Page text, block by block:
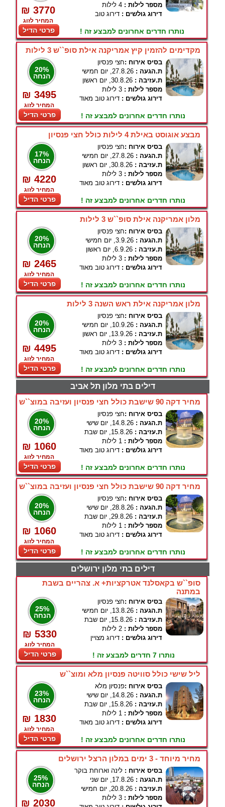
₪ 3770
המחיר לזוג
פרטי הדיל
מספר לילות : 4 לילות
דירוג גולשים : דירוג טוב
נותרו חדרים אחרונים למבצע זה !
מקדימים להזמין קיץ אמריקנה אילת סופ``ש 3 לילות
20%
הנחה
₪ 3495
המחיר לזוג
פרטי הדיל
בסיס אירוח :חצי פנסיון
ת.הגעה : 27.8.26, יום חמישי
ת.עזיבה : 30.8.26, יום ראשון
מספר לילות : 3 לילות
דירוג גולשים : דירוג טוב מאוד
נותרו חדרים אחרונים למבצע זה !
מבצע אוגוסט באילת 4 לילות כולל חצי פנסיון
17%
הנחה
₪ 4220
המחיר לזוג
פרטי הדיל
בסיס אירוח :חצי פנסיון
ת.הגעה : 27.8.26, יום חמישי
ת.עזיבה : 30.8.26, יום ראשון
מספר לילות : 3 לילות
דירוג גולשים : דירוג טוב מאוד
נותרו חדרים אחרונים למבצע זה !
מלון אמריקנה אילת סופ``ש 3 לילות
20%
הנחה
₪ 2465
המחיר לזוג
פרטי הדיל
בסיס אירוח :חצי פנסיון
ת.הגעה : 3.9.26, יום חמישי
ת.עזיבה : 6.9.26, יום ראשון
מספר לילות : 3 לילות
דירוג גולשים : דירוג טוב מאוד
נותרו חדרים אחרונים למבצע זה !
מלון אמריקנה אילת ראש השנה 3 לילות
20%
הנחה
₪ 4495
המחיר לזוג
פרטי הדיל
בסיס אירוח :חצי פנסיון
ת.הגעה : 10.9.26, יום חמישי
ת.עזיבה : 13.9.26, יום ראשון
מספר לילות : 3 לילות
דירוג גולשים : דירוג טוב מאוד
נותרו חדרים אחרונים למבצע זה !
דילים בתי מלון תל אביב
מחיר דקה 90 שישבת כולל חצי פנסיון ועזיבה במוצ``ש
20%
הנחה
₪ 1060
המחיר לזוג
פרטי הדיל
בסיס אירוח :חצי פנסיון
ת.הגעה : 14.8.26, יום שישי
ת.עזיבה : 15.8.26, יום שבת
מספר לילות : 1 לילות
דירוג גולשים : דירוג טוב מאוד
נותרו חדרים אחרונים למבצע זה !
מחיר דקה 90 שישבת כולל חצי פנסיון ועזיבה במוצ``ש
20%
הנחה
₪ 1060
המחיר לזוג
פרטי הדיל
בסיס אירוח :חצי פנסיון
ת.הגעה : 28.8.26, יום שישי
ת.עזיבה : 29.8.26, יום שבת
מספר לילות : 1 לילות
דירוג גולשים : דירוג טוב מאוד
נותרו חדרים אחרונים למבצע זה !
דילים בתי מלון ירושלים
סופ``ש בקאסלנד אטרקציות+ א. צהריים בשבת
במתנה
25%
הנחה
₪ 5330
המחיר לזוג
פרטי הדיל
בסיס אירוח :חצי פנסיון
ת.הגעה : 13.8.26, יום חמישי
ת.עזיבה : 15.8.26, יום שבת
מספר לילות : 2 לילות
דירוג גולשים : דירוג מצויין
נותרו 7 חדרים למבצע זה !
ליל שישי כולל סוויטה פנסיון מלא ומוצ``ש
23%
הנחה
₪ 1830
המחיר לזוג
פרטי הדיל
בסיס אירוח :פנסיון מלא
ת.הגעה : 14.8.26, יום שישי
ת.עזיבה : 15.8.26, יום שבת
מספר לילות : 1 לילות
דירוג גולשים : דירוג טוב מאוד
נותרו חדרים אחרונים למבצע זה !
מחיר מיוחד - 3 ימים במלון הרצל ירושלים
25%
הנחה
₪ 2030
בסיס אירוח : לינה וארוחת בוקר
ת.הגעה : 17.8.26, יום שני
ת.עזיבה : 20.8.26, יום חמישי
מספר לילות : 3 לילות